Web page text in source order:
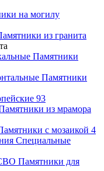
на могилу
из гранита
Памятники
Памятники
93
из мрамора
с мозаикой 4
Специальные
Памятники для